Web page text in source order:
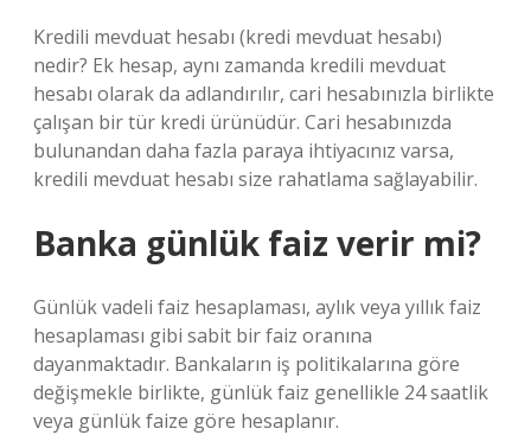
Kredili mevduat hesabı (kredi mevduat hesabı)
nedir? Ek hesap, aynı zamanda kredili mevduat
hesabı olarak da adlandırılır, cari hesabınızla birlikte
çalışan bir tür kredi ürünüdür. Cari hesabınızda
bulunandan daha fazla paraya ihtiyacınız varsa,
kredili mevduat hesabı size rahatlama sağlayabilir.
Banka günlük faiz verir mi?
Günlük vadeli faiz hesaplaması, aylık veya yıllık faiz
hesaplaması gibi sabit bir faiz oranına
dayanmaktadır. Bankaların iş politikalarına göre
değişmekle birlikte, günlük faiz genellikle 24 saatlik
veya günlük faize göre hesaplanır.